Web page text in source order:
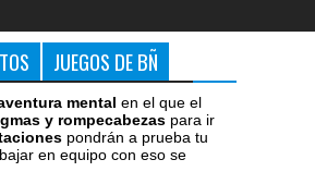
JUEGOS DE BÑ
mental en el que el
y rompecabezas para ir
pondrán a prueba tu
en equipo con eso se